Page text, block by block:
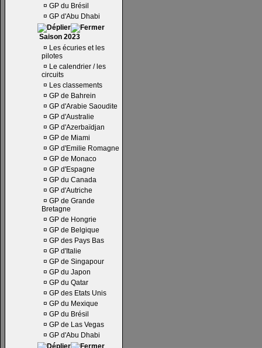
¤ GP du Brésil
¤ GP d'Abu Dhabi
Saison 2023
¤ Les écuries et les
pilotes
¤ Le calendrier / les
circuits
¤ Les classements
¤ GP de Bahrein
¤ GP d'Arabie Saoudite
¤ GP d'Australie
¤ GP d'Azerbaïdjan
¤ GP de Miami
¤ GP d'Emilie Romagne
¤ GP de Monaco
¤ GP d'Espagne
¤ GP du Canada
¤ GP d'Autriche
¤ GP de Grande
Bretagne
¤ GP de Hongrie
¤ GP de Belgique
¤ GP des Pays Bas
¤ GP d'Italie
¤ GP de Singapour
¤ GP du Japon
¤ GP du Qatar
¤ GP des Etats Unis
¤ GP du Mexique
¤ GP du Brésil
¤ GP de Las Vegas
¤ GP d'Abu Dhabi